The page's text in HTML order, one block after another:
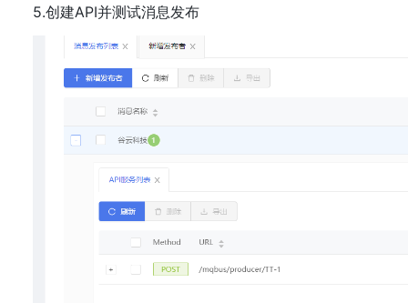
5.创建API并测试消息发布